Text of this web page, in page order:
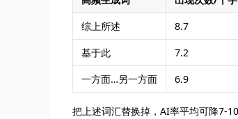
综上所述
8.7
基于此
7.2
一方面…另一方面
6.9
把上述词汇替换掉，AI率平均可降7-10